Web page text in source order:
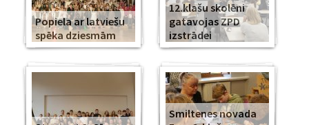
Popiela ar latviešu
spēka dziesmām
12.klašu skolēni
gatavojas ZPD
izstrādei
Smiltenes novada